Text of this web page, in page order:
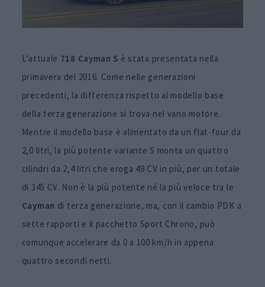
L’attuale 718 Cayman S è stata presentata nella
primavera del 2016. Come nelle generazioni
precedenti, la differenza rispetto al modello base
della terza generazione si trova nel vano motore.
Mentre il modello base è alimentato da un flat-four da
2,0 litri, la più potente variante S monta un quattro
cilindri da 2,4 litri che eroga 49 CV in più, per un totale
di 345 CV. Non è la più potente né la più veloce tra le
Cayman di terza generazione, ma, con il cambio PDK a
sette rapporti e il pacchetto Sport Chrono, può
comunque accelerare da 0 a 100 km/h in appena
quattro secondi netti.